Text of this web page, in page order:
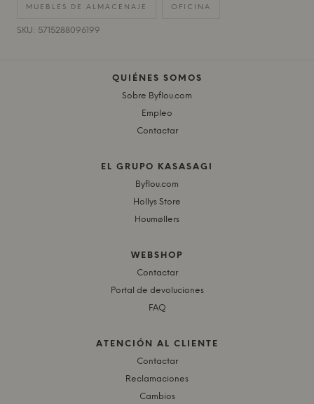
MUEBLES DE ALMACENAJE OFICINA
SKU: 5715288096199
QUIÉNES SOMOS
Sobre Byflou.com
Empleo
Contactar
EL GRUPO KASASAGI
Byflou.com
Hollys Store
Houmøllers
WEBSHOP
Contactar
Portal de devoluciones
FAQ
ATENCIÓN AL CLIENTE
Contactar
Reclamaciones
Cambios